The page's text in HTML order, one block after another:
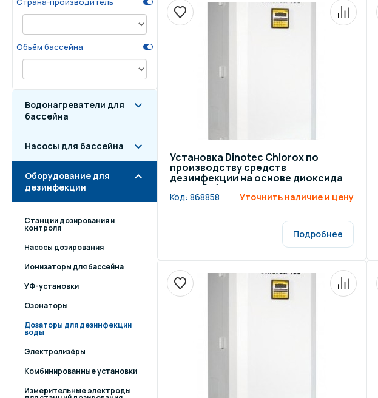
Инвентарь для отдыха
Освещение и подсветка для
бассейна
Системы безопасности
Объём бассейна
Водонагреватели для
бассейна
Насосы для бассейна
Оборудование для
дезинфекции
Станции дозирования и
контроля
Насосы дозирования
Ионизаторы для бассейна
УФ-установки
Озонаторы
Дозаторы для дезинфекции
воды
Электролизёры
Комбинированные установки
Измерительные электроды
Установка Dinotec Chlorox по
производству средств
дезинфекции на основе диоксида
хлора 5 г/ч
Код: 868858 Уточнить наличие и цену
Подробнее